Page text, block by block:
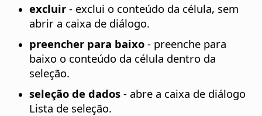
excluir - exclui o conteúdo da célula, sem
abrir a caixa de diálogo.
preencher para baixo - preenche para
baixo o conteúdo da célula dentro da
seleção.
seleção de dados - abre a caixa de diálogo
Lista de seleção.